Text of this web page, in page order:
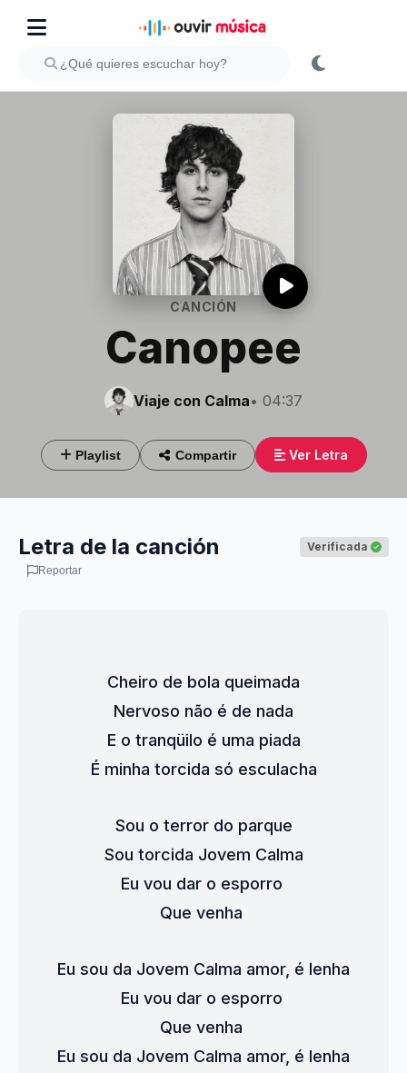
CANCIÓN
Canopee
Viaje con Calma• 04:37
Playlist Compartir Ver Letra
Letra de la canción Verificada
Reportar
Cheiro de bola queimada
Nervoso não é de nada
E o tranqüilo é uma piada
É minha torcida só esculacha
Sou o terror do parque
Sou torcida Jovem Calma
Eu vou dar o esporro
Que venha
Eu sou da Jovem Calma amor, é lenha
Eu vou dar o esporro
Que venha
Eu sou da Jovem Calma amor, é lenha